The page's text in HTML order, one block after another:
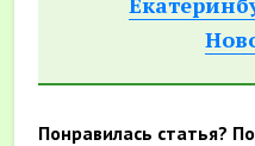
Понравилась статья?